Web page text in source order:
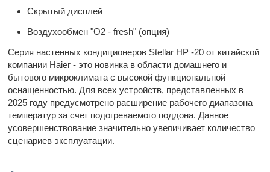
Скрытый дисплей
Воздухообмен "О2 - fresh" (опция)
Серия настенных кондиционеров Stellar HP -20 от китайской
компании Haier - это новинка в области домашнего и
бытового микроклимата с высокой функциональной
оснащенностью. Для всех устройств, представленных в
2025 году предусмотрено расширение рабочего диапазона
температур за счет подогреваемого поддона. Данное
усовершенствование значительно увеличивает количество
сценариев эксплуатации.